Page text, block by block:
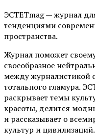
ЭСТЕТmag — журнал
тенденциями
пространства.
Журнал поможет
своеобразное
между журналистикой
тотального гламура.
раскрывает темы
красоты, делится
и рассказывает о
культур и цивилизаций.